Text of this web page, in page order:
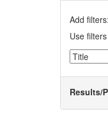
Add filters:
Use
Results/